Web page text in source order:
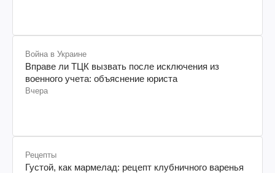
Война в Украине
Вправе ли ТЦК вызвать после исключения из
военного учета: объяснение юриста
Вчера
Рецепты
Густой, как мармелад: рецепт клубничного варенья